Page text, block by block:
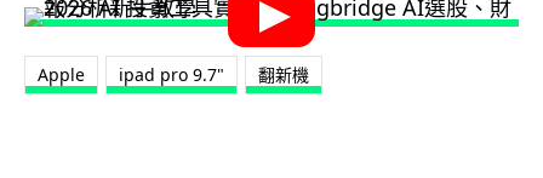
Apple ipad pro 9.7" 翻新機